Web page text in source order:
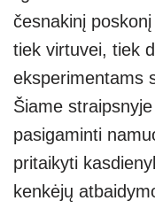
česnakinį
tiek virtuvei, tiek
eksperimentams
Šiame
pasigaminti
pritaikyti
kenkėjų